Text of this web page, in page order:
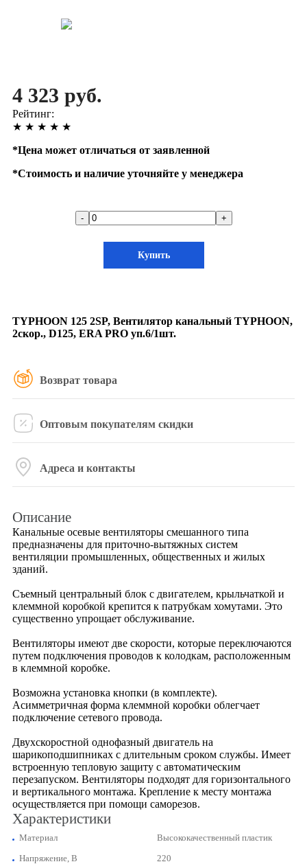
4 323 руб.
Рейтинг:
★ ★ ★ ★ ★
*Цена может отличаться от заявленной
*Стоимость и наличие уточняйте у менеджера
- +
Купить
TYPHOON 125 2SP, Вентилятор канальный TYPHOON,
2скор., D125, ERA PRO уп.6/1шт.
Возврат товара
Оптовым покупателям скидки
Адреса и контакты
Описание
Канальные осевые вентиляторы смешанного типа
предназначены для приточно-вытяжных систем
вентиляции промышленных, общественных и жилых
зданий.
Съемный центральный блок с двигателем, крыльчаткой и
клеммной коробкой крепится к патрубкам хомутами. Это
существенно упрощает обслуживание.
Вентиляторы имеют две скорости, которые переключаются
путем подключения проводов к колодкам, расположенным
в клеммной коробке.
Возможна установка кнопки (в комплекте).
Асимметричная форма клеммной коробки облегчает
подключение сетевого провода.
Двухскоростной однофазный двигатель на
шарикоподшипниках с длительным сроком службы. Имеет
встроенную тепловую защиту с автоматическим
перезапуском. Вентиляторы подходят для горизонтального
и вертикального монтажа. Крепление к месту монтажа
осуществляется при помощи саморезов.
Характеристики
Материал
Высококачественный пластик
Напряжение, В
220